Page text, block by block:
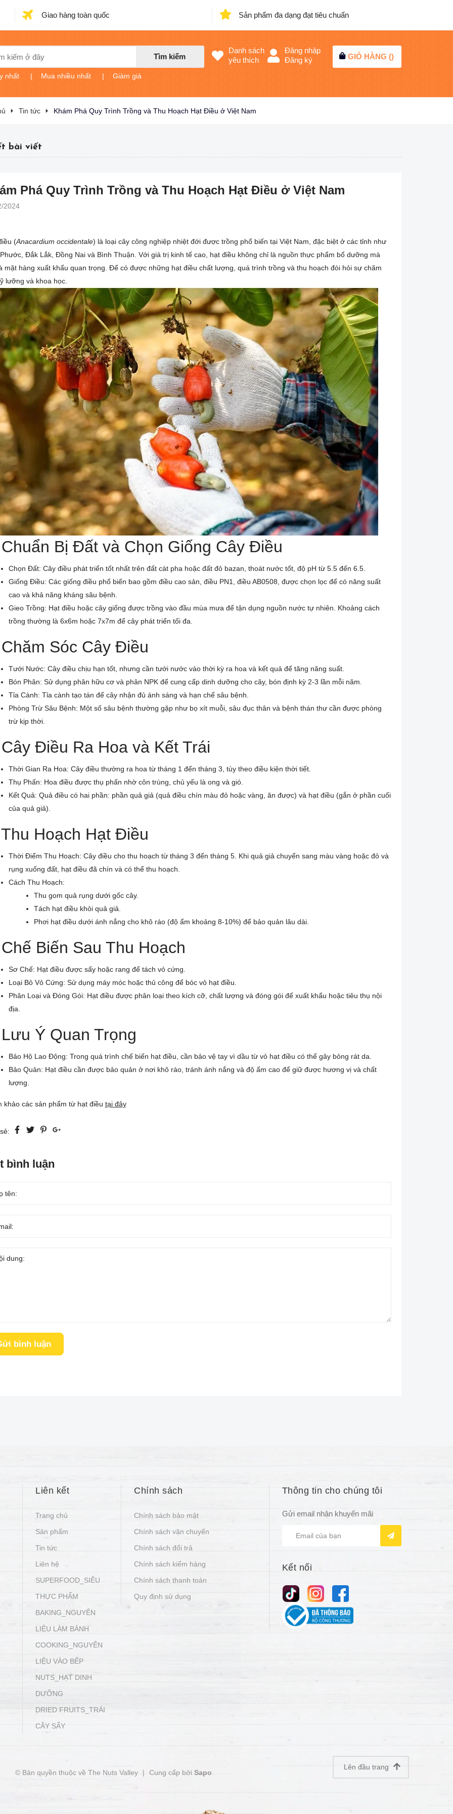
Giao hàng toàn quốc Sản phẩm đa dạng đạt tiêu chuẩn
Tìm kiếm
nhất | Mua nhiều nhất | Giảm giá
Danh sách
yêu thích
Đăng nhập
Đăng ký
GIỎ HÀNG ()
Tin tức Khám Phá Quy Trình Trồng và Thu Hoạch Hạt Điều ở Việt Nam
bài viết
Phá Quy Trình Trồng và Thu Hoạch Hạt Điều ở Việt Nam
2024
(Anacardium occidentale) là loại cây công nghiệp nhiệt đới được trồng phổ biến tại Việt Nam, đặc biệt ở các tỉnh như
Đắk Lắk, Đồng Nai và Bình Thuận. Với giá trị kinh tế cao, hạt điều không chỉ là nguồn thực phẩm bổ dưỡng mà
mặt hàng xuất khẩu quan trọng. Để có được những hạt điều chất lượng, quá trình trồng và thu hoạch đòi hỏi sự chăm
lưỡng và khoa học.
Bị Đất và Chọn Giống Cây Điều
Chọn Đất: Cây điều phát triển tốt nhất trên đất cát pha hoặc đất đỏ bazan, thoát nước tốt, độ pH từ 5.5 đến 6.5.
Giống Điều: Các giống điều phổ biến bao gồm điều cao sản, điều PN1, điều AB0508, được chọn lọc để có năng suất
cao và khả năng kháng sâu bệnh.
Gieo Trồng: Hạt điều hoặc cây giống được trồng vào đầu mùa mưa để tận dụng nguồn nước tự nhiên. Khoảng cách
trồng thường là 6x6m hoặc 7x7m để cây phát triển tối đa.
Sóc Cây Điều
Tưới Nước: Cây điều chịu hạn tốt, nhưng cần tưới nước vào thời kỳ ra hoa và kết quả để tăng năng suất.
Bón Phân: Sử dụng phân hữu cơ và phân NPK để cung cấp dinh dưỡng cho cây, bón định kỳ 2-3 lần mỗi năm.
Tỉa Cành: Tỉa cành tạo tán để cây nhận đủ ánh sáng và hạn chế sâu bệnh.
Phòng Trừ Sâu Bệnh: Một số sâu bệnh thường gặp như bọ xít muỗi, sâu đục thân và bệnh thán thư cần được phòng
trừ kịp thời.
Điều Ra Hoa và Kết Trái
Thời Gian Ra Hoa: Cây điều thường ra hoa từ tháng 1 đến tháng 3, tùy theo điều kiện thời tiết.
Thụ Phấn: Hoa điều được thụ phấn nhờ côn trùng, chủ yếu là ong và gió.
Kết Quả: Quả điều có hai phần: phần quả giả (quả điều chín màu đỏ hoặc vàng, ăn được) và hạt điều (gắn ở phần cuối
của quả giả).
Hoạch Hạt Điều
Thời Điểm Thu Hoạch: Cây điều cho thu hoạch từ tháng 3 đến tháng 5. Khi quả giả chuyển sang màu vàng hoặc đỏ và
rụng xuống đất, hạt điều đã chín và có thể thu hoạch.
Cách Thu Hoạch:
Thu gom quả rụng dưới gốc cây.
Tách hạt điều khỏi quả giả.
Phơi hạt điều dưới ánh nắng cho khô ráo (độ ẩm khoảng 8-10%) để bảo quản lâu dài.
Biến Sau Thu Hoạch
Sơ Chế: Hạt điều được sấy hoặc rang để tách vỏ cứng.
Loại Bỏ Vỏ Cứng: Sử dụng máy móc hoặc thủ công để bóc vỏ hạt điều.
Phân Loại và Đóng Gói: Hạt điều được phân loại theo kích cỡ, chất lượng và đóng gói để xuất khẩu hoặc tiêu thụ nội
địa.
Ý Quan Trọng
Bảo Hộ Lao Động: Trong quá trình chế biến hạt điều, cần bảo vệ tay vì dầu từ vỏ hạt điều có thể gây bỏng rát da.
Bảo Quản: Hạt điều cần được bảo quản ở nơi khô ráo, tránh ánh nắng và độ ẩm cao để giữ được hương vị và chất
lượng.
khảo các sản phẩm từ hạt điều tại đây
bình luận
bình luận
Liên kết
Trang chủ
Sản phẩm
Tin tức
Liên hệ
SUPERFOOD_SIÊU
THỰC PHẨM
BAKING_NGUYÊN
LIỆU LÀM BÁNH
COOKING_NGUYÊN
LIỆU VÀO BẾP
NUTS_HẠT DINH
DƯỠNG
DRIED FRUITS_TRÁI
CÂY SẤY
Chính sách
Chính sách bảo mật
Chính sách vận chuyển
Chính sách đổi trả
Chính sách kiểm hàng
Chính sách thanh toán
Quy định sử dụng
Thông tin cho chúng tôi
Gửi email nhận khuyến mãi
Kết nối
© Bản quyền thuộc về The Nuts Valley | Cung cấp bởi Sapo
Lên đầu trang